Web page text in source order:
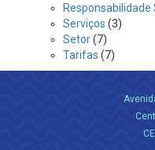
Responsabilidade
Serviços (3)
Setor(7)
Tarifas (7)